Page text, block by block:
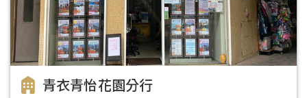
青衣青怡花園分行